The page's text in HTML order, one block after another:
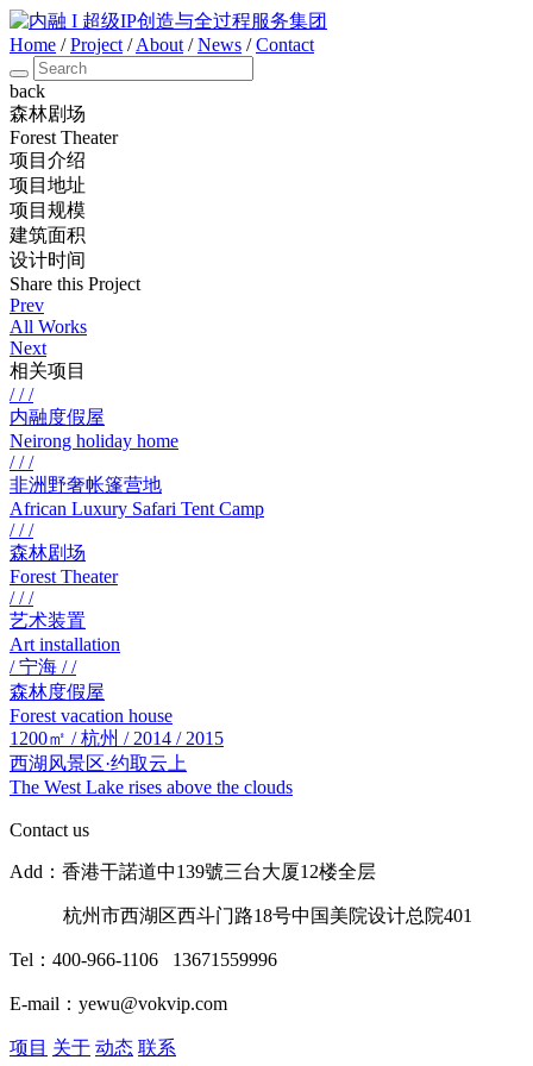
Home /Project /About /News /Contact
back
森林剧场
Forest Theater
项目介绍
项目地址
项目规模
建筑面积
设计时间
Share this Project
Prev
All Works
Next
相关项目
/ / /
内融度假屋
Neirong holiday home
/ / /
非洲野奢帐篷营地
African Luxury Safari Tent Camp
/ / /
森林剧场
Forest Theater
/ / /
艺术装置
Art installation
/ 宁海 / /
森林度假屋
Forest vacation house
1200㎡ / 杭州 / 2014 / 2015
西湖风景区·约取云上
The West Lake rises above the clouds
Contact us
Add：香港干諾道中139號三台大厦12楼全层
杭州市西湖区西斗门路18号中国美院设计总院401
Tel：400-966-1106 13671559996
E-mail：yewu@vokvip.com
项目 关于 动态 联系